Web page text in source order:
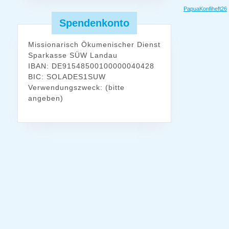
Spendenkonto
Missionarisch Ökumenischer Dienst
Sparkasse SÜW Landau
IBAN: DE91548500100000040428
BIC: SOLADES1SUW
Verwendungszweck: (bitte
angeben)
PapuaKonfiheft26